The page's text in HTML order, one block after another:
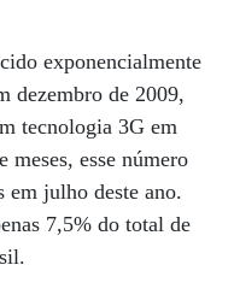
exponencialmente
dezembro de 2009,
tecnologia 3G em
meses, esse número
em julho deste ano.
7,5% do total de